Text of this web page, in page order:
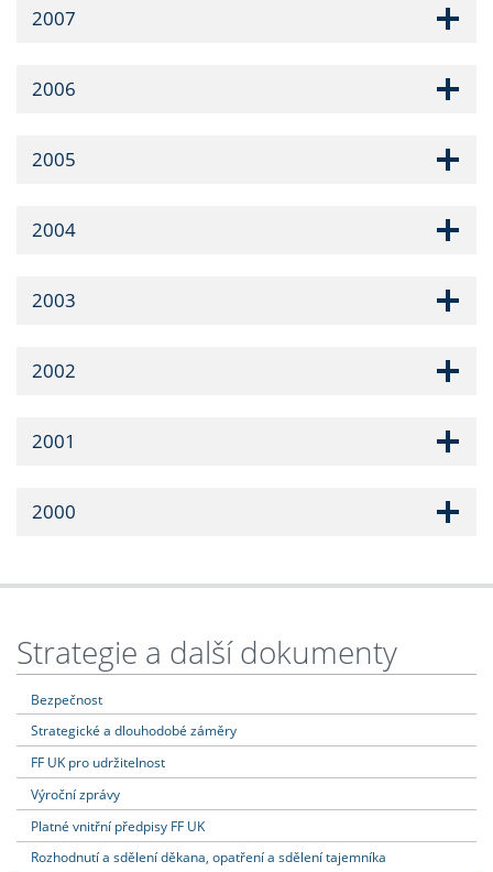
2007
2006
2005
2004
2003
2002
2001
2000
Strategie a další dokumenty
Bezpečnost
Strategické a dlouhodobé záměry
FF UK pro udržitelnost
Výroční zprávy
Platné vnitřní předpisy FF UK
Rozhodnutí a sdělení děkana, opatření a sdělení tajemníka